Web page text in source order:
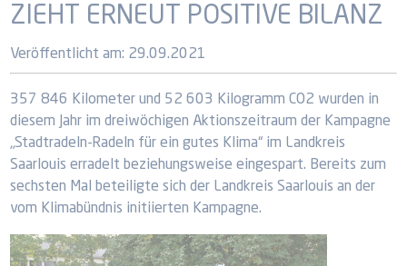
ZIEHT ERNEUT POSITIVE BILANZ
Veröffentlicht am: 29.09.2021
357 846 Kilometer und 52 603 Kilogramm CO2 wurden in
diesem Jahr im dreiwöchigen Aktionszeitraum der Kampagne
„Stadtradeln-Radeln für ein gutes Klima“ im Landkreis
Saarlouis erradelt beziehungsweise eingespart. Bereits zum
sechsten Mal beteiligte sich der Landkreis Saarlouis an der
vom Klimabündnis initiierten Kampagne.